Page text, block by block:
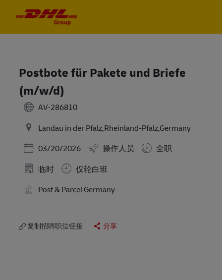
Postbote für Pakete und Briefe
(m/w/d)
AV-286810
Landau in der Pfalz,Rheinland-Pfalz,Germany
Posted Date
03/20/2026 操作人员
全职
临时
仅轮白班
Post & Parcel Germany
复制招聘职位链接 分享